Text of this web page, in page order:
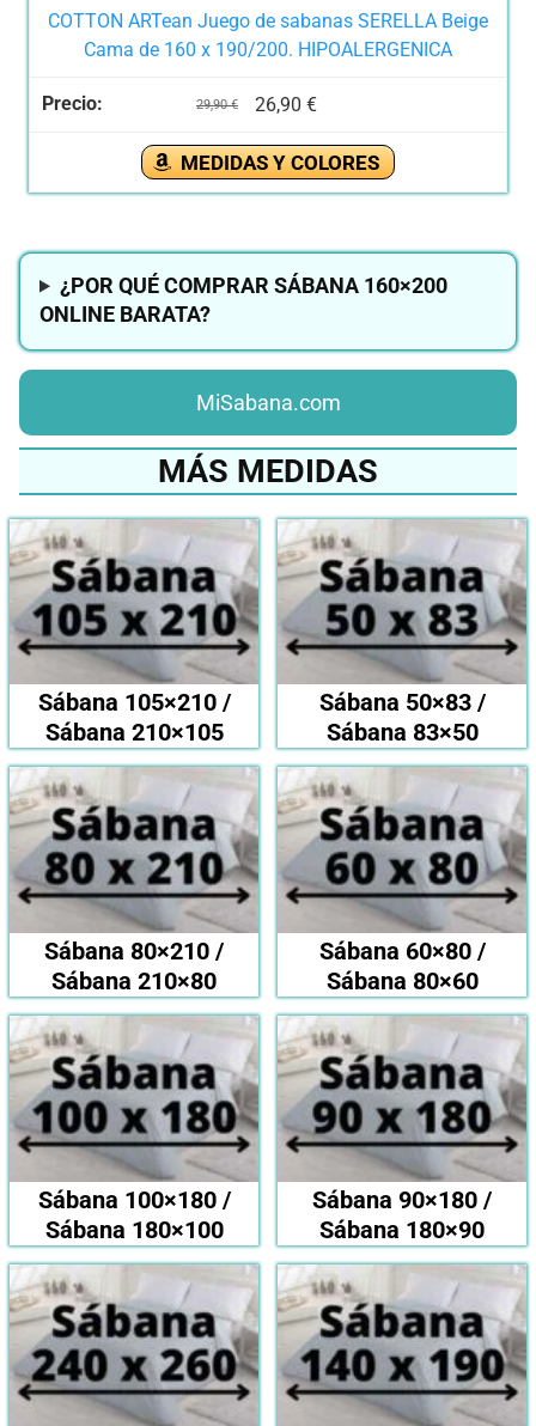
COTTON ARTean Juego de sabanas SERELLA Beige
Cama de 160 x 190/200. HIPOALERGENICA
29,90 € 26,90 €
MEDIDAS Y COLORES
¿POR QUÉ COMPRAR SÁBANA 160×200
ONLINE BARATA?
MiSabana.com
MÁS MEDIDAS
Sábana 105×210 /
Sábana 210×105
Sábana 50×83 /
Sábana 83×50
Sábana 80×210 /
Sábana 210×80
Sábana 60×80 /
Sábana 80×60
Sábana 100×180 /
Sábana 180×100
Sábana 90×180 /
Sábana 180×90